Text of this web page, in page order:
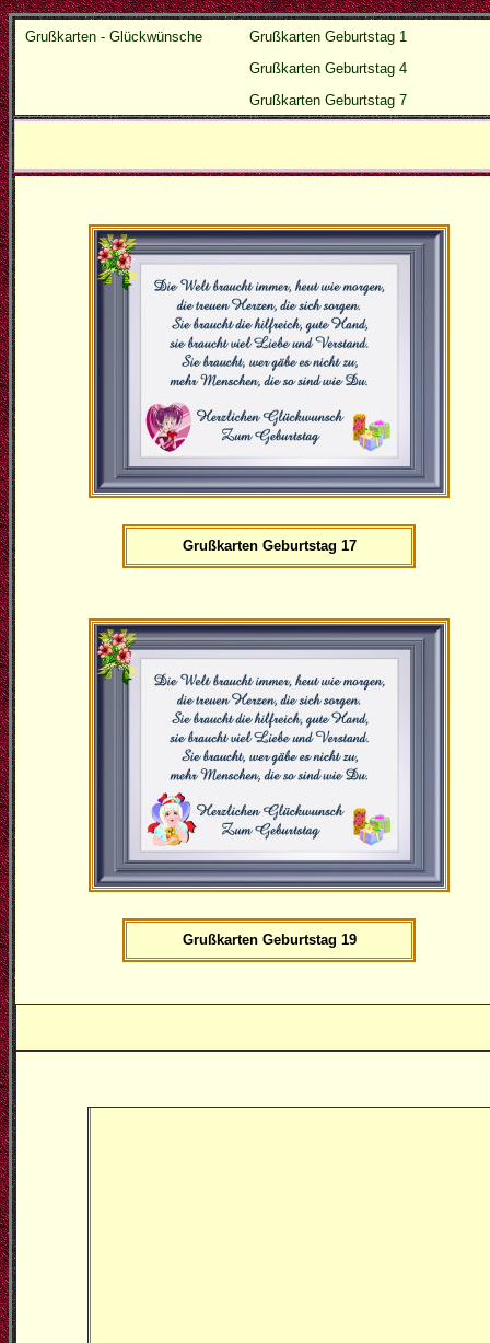
Grußkarten - Glückwünsche
Grußkarten Geburtstag 1
Grußkarten Geburtstag 4
Grußkarten Geburtstag 7
Grußkarten Geburtstag 17
Grußkarten Geburtstag 19